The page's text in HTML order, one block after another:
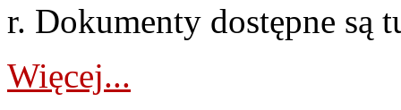
r. Dokumenty dostępne są
Więcej...